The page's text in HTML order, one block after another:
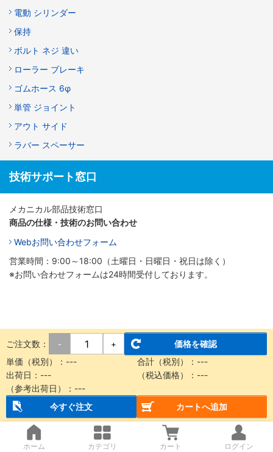
電動 シリンダー
保持
ボルト ネジ 違い
ローラー ブレーキ
ゴムホース 6φ
単管 ジョイント
アウト サイド
ラバー スペーサー
技術サポート窓口
メカニカル部品技術窓口
商品の仕様・技術のお問い合わせ
Webお問い合わせフォーム
営業時間：9:00～18:00（土曜日・日曜日・祝日は除く）
※お問い合わせフォームは24時間受付しております。
ご注文数： - +
価格を確認
単価（税別）： --- 合計（税別）： ---
出荷日： --- （税込価格）： ---
（参考出荷日）： ---
今すぐ注文
カートへ追加
ホーム カテゴリ カート ログイン